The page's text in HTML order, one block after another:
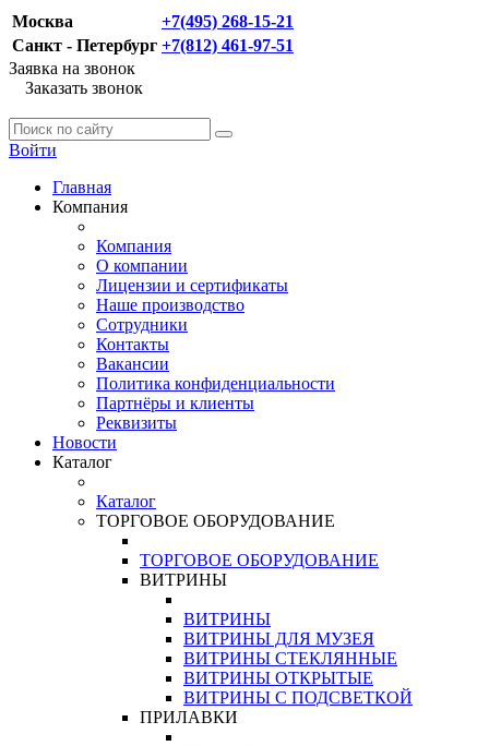
Москва
+7(495) 268-15-21
Санкт - Петербург +7(812) 461-97-51
Заявка на звонок
Заказать звонок
Войти
Главная
Компания
Компания
О компании
Лицензии и сертификаты
Наше производство
Сотрудники
Контакты
Вакансии
Политика конфиденциальности
Партнёры и клиенты
Реквизиты
Новости
Каталог
Каталог
ТОРГОВОЕ ОБОРУДОВАНИЕ
ТОРГОВОЕ ОБОРУДОВАНИЕ
ВИТРИНЫ
ВИТРИНЫ
ВИТРИНЫ ДЛЯ МУЗЕЯ
ВИТРИНЫ СТЕКЛЯННЫЕ
ВИТРИНЫ ОТКРЫТЫЕ
ВИТРИНЫ С ПОДСВЕТКОЙ
ПРИЛАВКИ